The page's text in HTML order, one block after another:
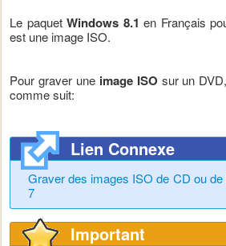
Le paquet Windows 8.1 en Français
est une image ISO.
Pour graver une image ISO sur un
comme suit:
Lien Connexe
Graver des images ISO de CD ou
7
Important